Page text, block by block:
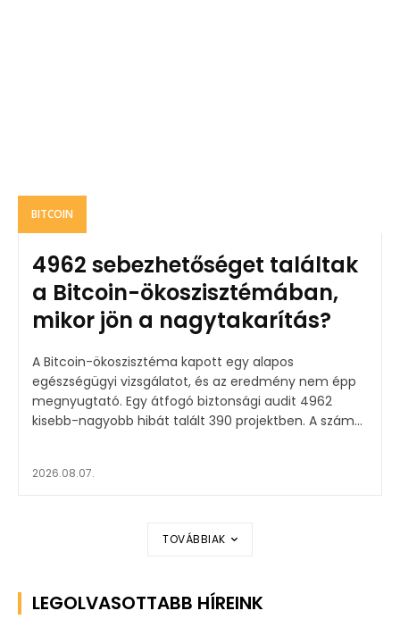
BITCOIN
4962 sebezhetőséget találtak
a Bitcoin-ökoszisztémában,
mikor jön a nagytakarítás?
A Bitcoin-ökoszisztéma kapott egy alapos
egészségügyi vizsgálatot, és az eredmény nem épp
megnyugtató. Egy átfogó biztonsági audit 4962
kisebb-nagyobb hibát talált 390 projektben. A szám...
2026.08.07.
TOVÁBBIAK
LEGOLVASOTTABB HÍREINK